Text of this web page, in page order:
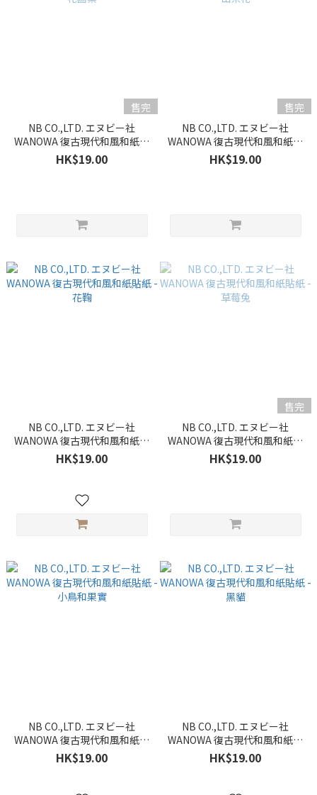
售完
NB CO.,LTD. エヌビー社
WANOWA 復古現代和風和紙貼
紙 - 花圖案
HK$19.00
售完
NB CO.,LTD. エヌビー社
WANOWA 復古現代和風和紙貼
紙 - 山茶花
HK$19.00
NB CO.,LTD. エヌビー社
WANOWA 復古現代和風和紙貼
紙 - 花鞠
HK$19.00
售完
NB CO.,LTD. エヌビー社
WANOWA 復古現代和風和紙貼
紙 - 草莓兔
HK$19.00
NB CO.,LTD. エヌビー社
WANOWA 復古現代和風和紙貼
紙 - 小鳥和果實
HK$19.00
NB CO.,LTD. エヌビー社
WANOWA 復古現代和風和紙貼
紙 - 黑貓
HK$19.00